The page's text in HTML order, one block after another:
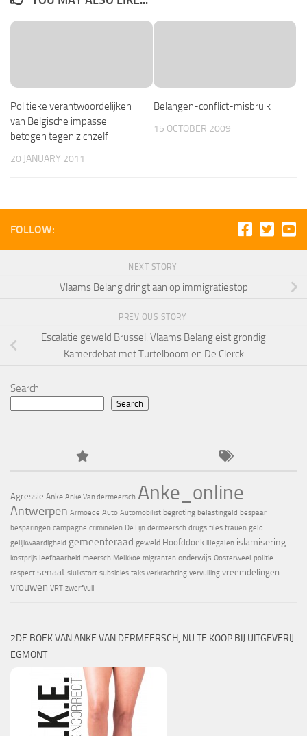
Politieke verantwoordelijken
van Belgische impasse
betogen tegen zichzelf
20 JANUARY 2011
Belangen-conflict-misbruik
15 OCTOBER 2009
FOLLOW:
NEXT STORY
Vlaams Belang dringt aan op immigratiestop
PREVIOUS STORY
Escalatie geweld Brussel: Vlaams Belang eist grondig
Kamerdebat met Turtelboom en De Clerck
Search
Search
Agressie Anke Anke Van dermeersch Anke_online
Antwerpen Armoede Auto Automobilist begroting belastingeld bespaar
besparingen campagne criminelen De Lijn dermeersch drugs files frauen geld
gelijkwaardigheid gemeenteraad geweld Hoofddoek illegalen islamisering
kostprijs leefbaarheid meersch Melkkoe migranten onderwijs Oosterweel politie
respect senaat sluikstort subsidies taks verkrachting vervuiling vreemdelingen
vrouwen VRT zwerfvuil
2DE BOEK VAN ANKE VAN DERMEERSCH, NU TE KOOP BIJ UITGEVERIJ
EGMONT